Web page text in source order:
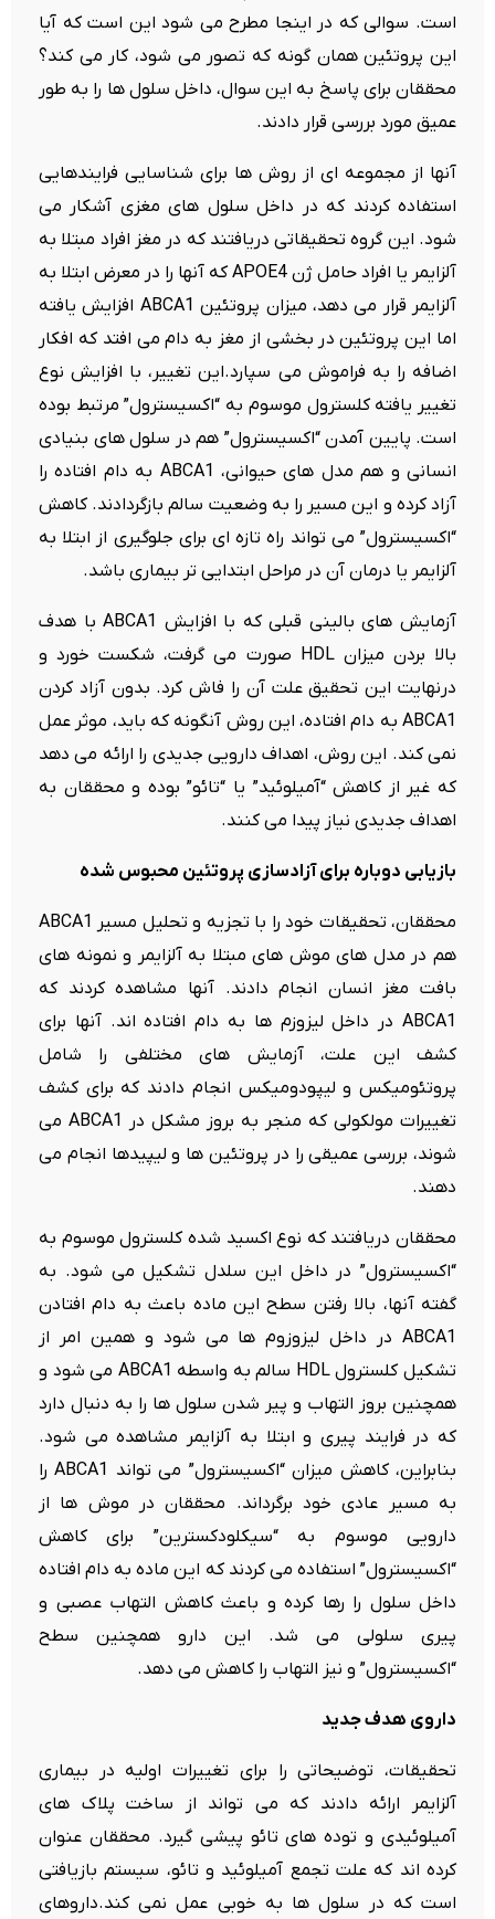
است. سوالی که در اینجا مطرح می شود این است که آیا
این پروتئین همان گونه که تصور می شود، کار می کند؟
محققان برای پاسخ به این سوال، داخل سلول ها را به طور
عمیق مورد بررسی قرار دادند.
آنها از مجموعه ای از روش ها برای شناسایی فرایندهایی
استفاده کردند که در داخل سلول های مغزی آشکار می
شود. این گروه تحقیقاتی دریافتند که در مغز افراد مبتلا به
آلزایمر یا افراد حامل ژن APOE4 که آنها را در معرض ابتلا به
آلزایمر قرار می دهد، میزان پروتئین ABCA1 افزایش یافته
اما این پروتئین در بخشی از مغز به دام می افتد که افکار
اضافه را به فراموش می سپارد.این تغییر، با افزایش نوع
تغییر یافته کلسترول موسوم به “اکسیسترول” مرتبط بوده
است. پایین آمدن “اکسیسترول” هم در سلول های بنیادی
انسانی و هم مدل های حیوانی، ABCA1 به دام افتاده را
آزاد کرده و این مسیر را به وضعیت سالم بازگردادند. کاهش
“اکسیسترول” می تواند راه تازه ای برای جلوگیری از ابتلا به
آلزایمر یا درمان آن در مراحل ابتدایی تر بیماری باشد.
آزمایش های بالینی قبلی که با افزایش ABCA1 با هدف
بالا بردن میزان HDL صورت می گرفت، شکست خورد و
درنهایت این تحقیق علت آن را فاش کرد. بدون آزاد کردن
ABCA1 به دام افتاده، این روش آنگونه که باید، موثر عمل
نمی کند. این روش، اهداف دارویی جدیدی را ارائه می دهد
که غیر از کاهش “آمیلوئید” یا “تائو” بوده و محققان به
اهداف جدیدی نیاز پیدا می کنند.
بازیابی دوباره برای آزادسازی پروتئین محبوس شده
محققان، تحقیقات خود را با تجزیه و تحلیل مسیر ABCA1
هم در مدل های موش های مبتلا به آلزایمر و نمونه های
بافت مغز انسان انجام دادند. آنها مشاهده کردند که
ABCA1 در داخل لیزوزم ها به دام افتاده اند. آنها برای
کشف این علت، آزمایش های مختلفی را شامل
پروتئومیکس و لیپودومیکس انجام دادند که برای کشف
تغییرات مولکولی که منجر به بروز مشکل در ABCA1 می
شوند، بررسی عمیقی را در پروتئین ها و لیپیدها انجام می
دهند.
محققان دریافتند که نوع اکسید شده کلسترول موسوم به
“اکسیسترول” در داخل این سلدل تشکیل می شود. به
گفته آنها، بالا رفتن سطح این ماده باعث به دام افتادن
ABCA1 در داخل لیزوزوم ها می شود و همین امر از
تشکیل کلسترول HDL سالم به واسطه ABCA1 می شود و
همچنین بروز التهاب و پیر شدن سلول ها را به دنبال دارد
که در فرایند پیری و ابتلا به آلزایمر مشاهده می شود.
بنابراین، کاهش میزان “اکسیسترول” می تواند ABCA1 را
به مسیر عادی خود برگرداند. محققان در موش ها از
دارویی موسوم به “سیکلودکسترین” برای کاهش
“اکسیسترول” استفاده می کردند که این ماده به دام افتاده
داخل سلول را رها کرده و باعث کاهش التهاب عصبی و
پیری سلولی می شد. این دارو همچنین سطح
“اکسیسترول” و نیز التهاب را کاهش می دهد.
داروی هدف جدید
تحقیقات، توضیحاتی را برای تغییرات اولیه در بیماری
آلزایمر ارائه دادند که می تواند از ساخت پلاک های
آمیلوئیدی و توده های تائو پیشی گیرد. محققان عنوان
کرده اند که علت تجمع آمیلوئید و تائو، سیستم بازیافتی
است که در سلول ها به خوبی عمل نمی کند.داروهای